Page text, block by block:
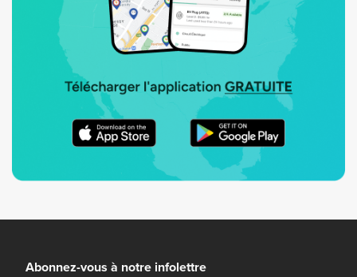
Abonnez-vous à notre infolettre